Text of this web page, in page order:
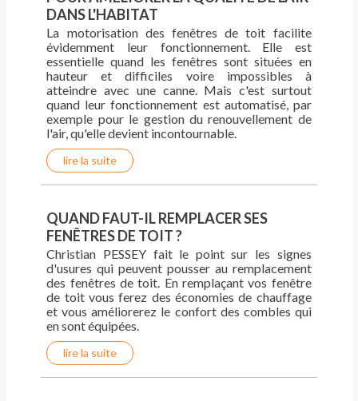
DANS L'HABITAT
La motorisation des fenêtres de toit facilite
évidemment leur fonctionnement. Elle est
essentielle quand les fenêtres sont situées en
hauteur et difficiles voire impossibles à
atteindre avec une canne. Mais c'est surtout
quand leur fonctionnement est automatisé, par
exemple pour le gestion du renouvellement de
l'air, qu'elle devient incontournable.
lire la suite
QUAND FAUT-IL REMPLACER SES
FENÊTRES DE TOIT ?
Christian PESSEY fait le point sur les signes
d'usures qui peuvent pousser au remplacement
des fenêtres de toit. En remplaçant vos fenêtre
de toit vous ferez des économies de chauffage
et vous améliorerez le confort des combles qui
en sont équipées.
lire la suite